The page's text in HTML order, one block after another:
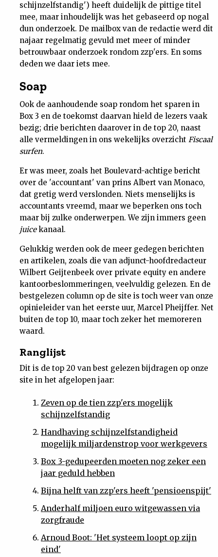
Podcast
Dossiers
Nieuwsbrief
Contact
schijnzelfstandig') heeft duidelijk de pittige titel
mee, maar inhoudelijk was het gebaseerd op nogal
dun onderzoek. De mailbox van de redactie werd dit
najaar regelmatig gevuld met meer of minder
betrouwbaar onderzoek rondom zzp'ers. En soms
deden we daar iets mee.
Soap
Ook de aanhoudende soap rondom het sparen in
Box 3 en de toekomst daarvan hield de lezers vaak
bezig; drie berichten daarover in de top 20, naast
alle vermeldingen in ons wekelijks overzicht Fiscaal
surfen.
Er was meer, zoals het Boulevard-achtige bericht
over de 'accountant' van prins Albert van Monaco,
dat gretig werd verslonden. Niets menselijks is
accountants vreemd, maar we beperken ons toch
maar bij zulke onderwerpen. We zijn immers geen
juicekanaal.
Gelukkig werden ook de meer gedegen berichten
en artikelen, zoals die van adjunct-hoofdredacteur
Wilbert Geijtenbeek over private equity en andere
kantoorbeslommeringen, veelvuldig gelezen. En de
bestgelezen column op de site is toch weer van onze
opinieleider van het eerste uur, Marcel Pheijffer. Net
buiten de top 10, maar toch zeker het memoreren
waard.
Ranglijst
Dit is de top 20 van best gelezen bijdragen op onze
site in het afgelopen jaar:
Zeven op de tien zzp'ers mogelijk
schijnzelfstandig
Handhaving schijnzelfstandigheid
mogelijk miljardenstrop voor werkgevers
Box 3-gedupeerden moeten nog zeker een
jaar geduld hebben
Bijna helft van zzp'ers heeft 'pensioenspijt'
Anderhalf miljoen euro witgewassen via
zorgfraude
Arnoud Boot: 'Het systeem loopt op zijn
eind'